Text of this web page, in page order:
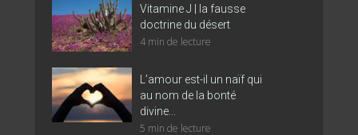
Vitamine J | la fausse
doctrine du désert
4 min de lecture
L’amour est-il un naïf qui
au nom de la bonté
divine...
5 min de lecture